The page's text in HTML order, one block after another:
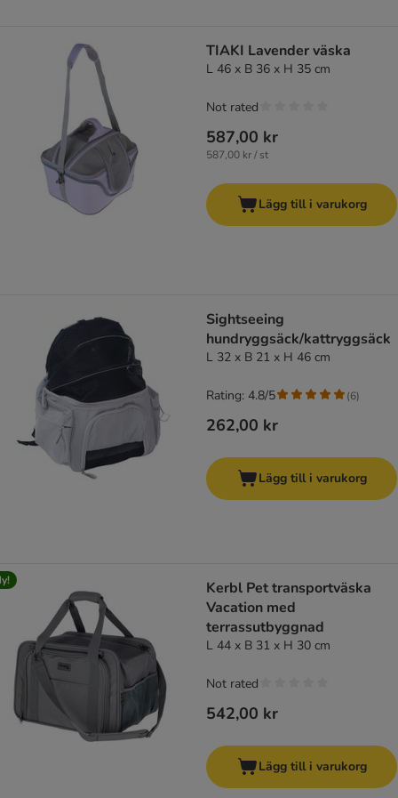
TIAKI Lavender väska
L 46 x B 36 x H 35 cm
587,00 kr
587,00 kr / st
Not rated
Lägg till i varukorg
Sightseeing
hundryggsäck/kattryggsäck
L 32 x B 21 x H 46 cm
262,00 kr
Rating: 4.8/5 (6)
Lägg till i varukorg
Kerbl Pet transportväska
Vacation med
terrassutbyggnad
L 44 x B 31 x H 30 cm
542,00 kr
Not rated
Lägg till i varukorg